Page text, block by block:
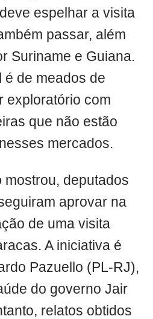
espelhar a visita
passar, além
Suriname e Guiana.
é de meados de
exploratório com
que não estão
mercados.
mostrou, deputados
aprovar na
de uma visita
A iniciativa é
Pazuello (PL-RJ),
do governo Jair
relatos obtidos